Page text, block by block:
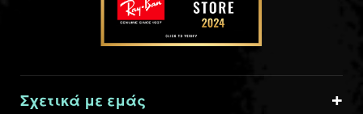
Σχετικά με εμάς